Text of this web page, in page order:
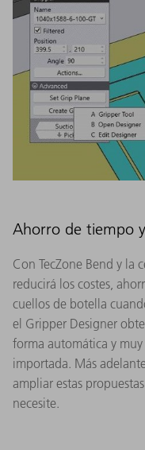
Ahorro de tiempo
Con TecZone Bend y la
reducirá los costes,
cuellos de botella
el Gripper Designer
forma automática y
importada. Más
ampliar estas
necesite.